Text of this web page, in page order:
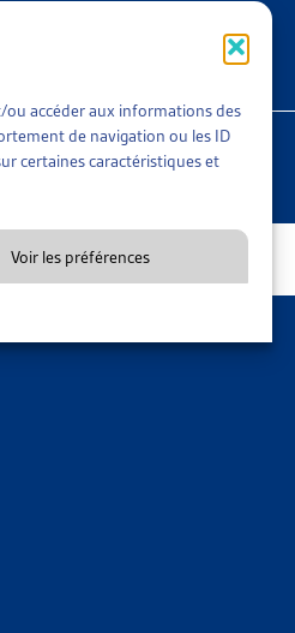
ou accéder aux informations des
de navigation ou les ID
certaines caractéristiques et
Voir les préférences